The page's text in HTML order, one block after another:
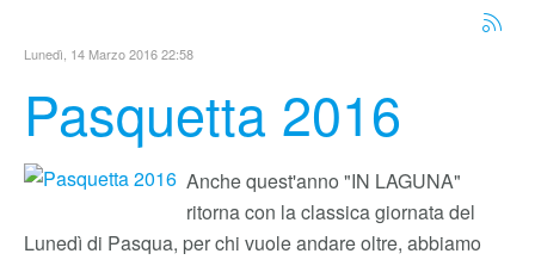
Lunedì, 14 Marzo 2016 22:58
Pasquetta 2016
Anche quest'anno "IN LAGUNA"
ritorna con la classica giornata del
Lunedì di Pasqua, per chi vuole andare oltre, abbiamo